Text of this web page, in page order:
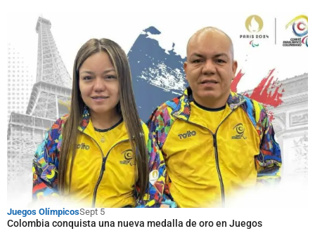
Juegos OlímpicosSept 5
Colombia conquista una nueva medalla de oro en Juegos